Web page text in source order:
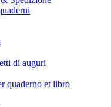
di auguri
quaderno et libro